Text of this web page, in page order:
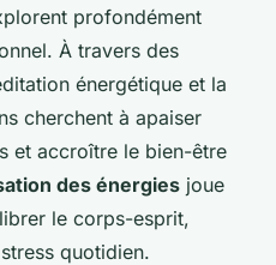
profondément
À travers des
énergétique et la
cherchent à apaiser
et accroître le bien-être
des énergies joue
le corps-esprit,
quotidien.